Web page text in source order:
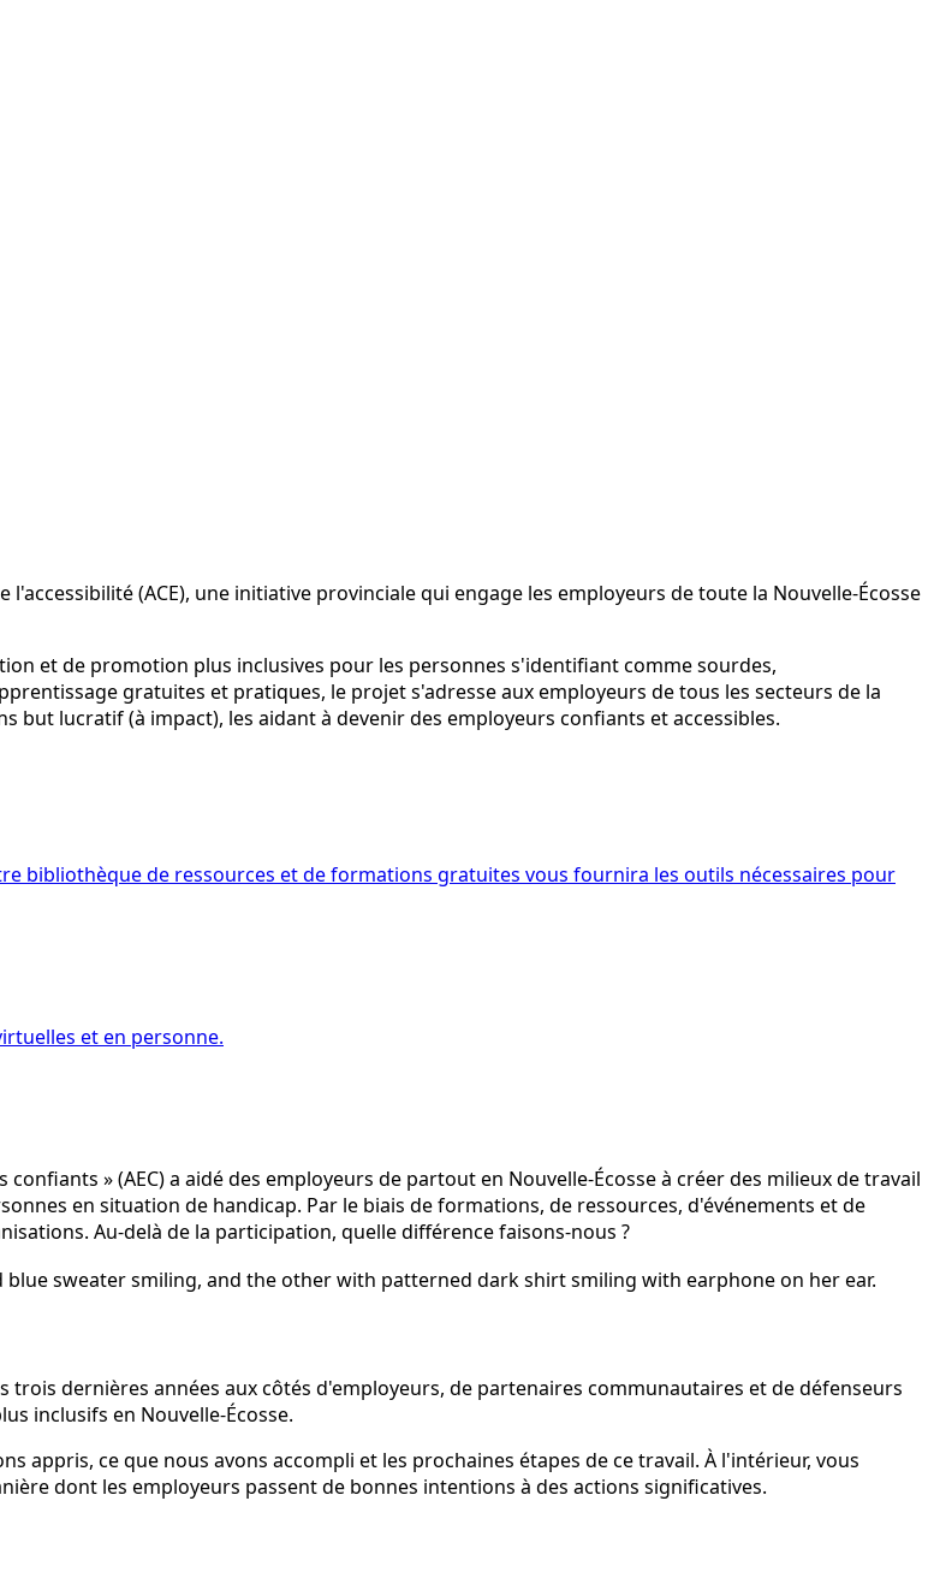
(ACE), une initiative provinciale qui engage les employeurs de toute la Nouvelle-Écosse
et de promotion plus inclusives pour les personnes s'identifiant comme sourdes,
gratuites et pratiques, le projet s'adresse aux employeurs de tous les secteurs de la
but lucratif (à impact), les aidant à devenir des employeurs confiants et accessibles.
bibliothèque de ressources et de formations gratuites vous fournira les outils nécessaires pour
et en personne.
» (AEC) a aidé des employeurs de partout en Nouvelle-Écosse à créer des milieux de travail
en situation de handicap. Par le biais de formations, de ressources, d'événements et de
Au-delà de la participation, quelle différence faisons-nous ?
dernières années aux côtés d'employeurs, de partenaires communautaires et de défenseurs
inclusifs en Nouvelle-Écosse.
appris, ce que nous avons accompli et les prochaines étapes de ce travail. À l'intérieur, vous
dont les employeurs passent de bonnes intentions à des actions significatives.